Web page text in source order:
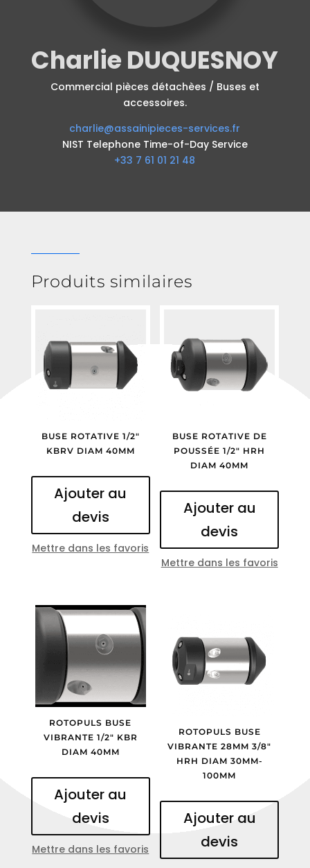
Charlie DUQUESNOY
Commercial pièces détachèes / Buses et
accessoires.
charlie@assainipieces-services.fr
NIST Telephone Time-of-Day Service
+33 7 61 01 21 48
Produits similaires
BUSE ROTATIVE 1/2″
KBRV DIAM 40MM
Ajouter au
devis
Mettre dans les favoris
BUSE ROTATIVE DE
POUSSÉE 1/2″ HRH
DIAM 40MM
Ajouter au
devis
Mettre dans les favoris
ROTOPULS BUSE
VIBRANTE 1/2″ KBR
DIAM 40MM
Ajouter au
devis
Mettre dans les favoris
ROTOPULS BUSE
VIBRANTE 28MM 3/8″
HRH DIAM 30MM-
100MM
Ajouter au
devis